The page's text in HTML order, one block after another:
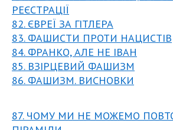
РЕЄСТРАЦІЇ
82. ЄВРЕЇ ЗА ГІТЛЕРА
83. ФАШИСТИ ПРОТИ НАЦИСТІВ
84. ФРАНКО, АЛЕ НЕ ІВАН
85. ВЗІРЦЕВИЙ ФАШИЗМ
86. ФАШИЗМ. ВИСНОВКИ
87. ЧОМУ МИ НЕ МОЖЕМО